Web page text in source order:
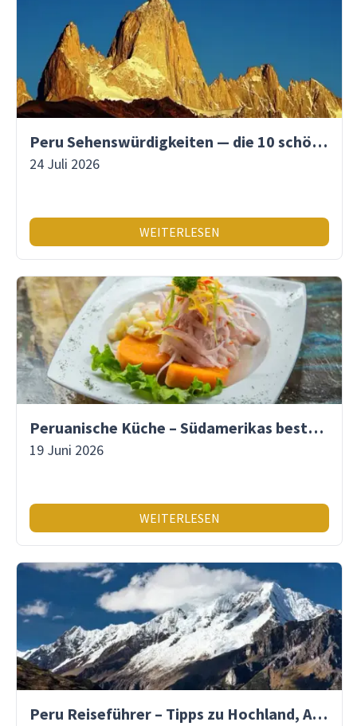
Peru Sehenswürdigkeiten — die 10 schönsten Orte
24 Juli 2026
WEITERLESEN
Peruanische Küche – Südamerikas beste Gastronomie
19 Juni 2026
WEITERLESEN
Peru Reiseführer – Tipps zu Hochland, Amazonas & Inka-Erbe